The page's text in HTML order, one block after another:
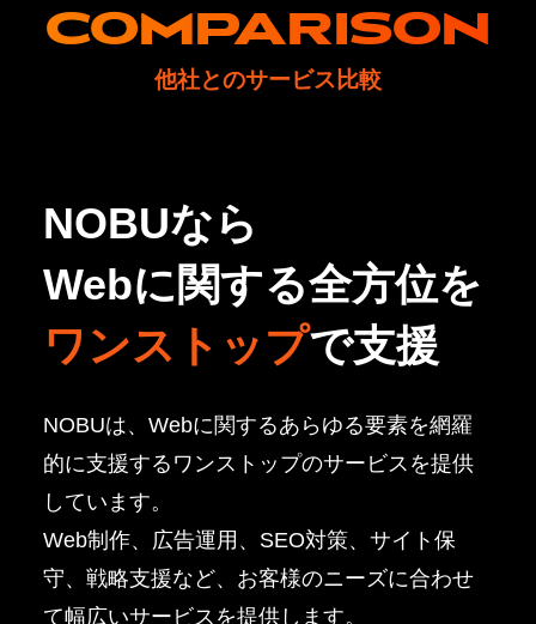
COMPARISON
他社とのサービス比較
NOBUなら
Webに関する全方位を
ワンストップで支援
NOBUは、Webに関するあらゆる要素を網羅
的に支援するワンストップのサービスを提供
しています。
Web制作、広告運用、SEO対策、サイト保
守、戦略支援など、お客様のニーズに合わせ
て幅広いサービスを提供します。